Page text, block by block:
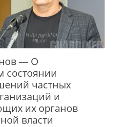
— О
состоянии
частных
и
их органов
власти